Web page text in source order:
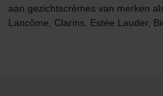
aan gezichtscrèmes van merken
Lancôme, Clarins, Estée Lauder,